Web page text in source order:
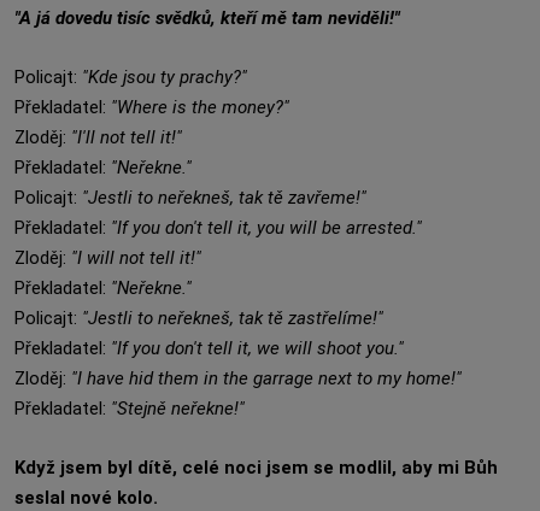
"A já dovedu tisíc svědků, kteří mě tam neviděli!"
Policajt: "Kde jsou ty prachy?"
Překladatel: "Where is the money?"
Zloděj: "I'll not tell it!"
Překladatel: "Neřekne."
Policajt: "Jestli to neřekneš, tak tě zavřeme!"
Překladatel: "If you don't tell it, you will be arrested."
Zloděj: "I will not tell it!"
Překladatel: "Neřekne."
Policajt: "Jestli to neřekneš, tak tě zastřelíme!"
Překladatel: "If you don't tell it, we will shoot you."
Zloděj: "I have hid them in the garrage next to my home!"
Překladatel: "Stejně neřekne!"
Když jsem byl dítě, celé noci jsem se modlil, aby mi Bůh
seslal nové kolo.